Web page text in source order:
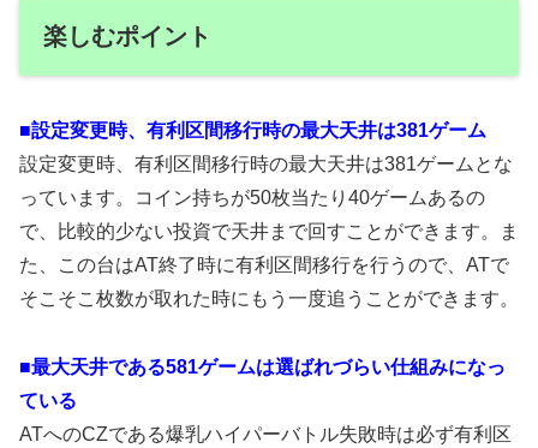
楽しむポイント
■設定変更時、有利区間移行時の最大天井は381ゲーム
設定変更時、有利区間移行時の最大天井は381ゲームとな
っています。コイン持ちが50枚当たり40ゲームあるの
で、比較的少ない投資で天井まで回すことができます。ま
た、この台はAT終了時に有利区間移行を行うので、ATで
そこそこ枚数が取れた時にもう一度追うことができます。
■最大天井である581ゲームは選ばれづらい仕組みになっ
ている
ATへのCZである爆乳ハイパーバトル失敗時は必ず有利区